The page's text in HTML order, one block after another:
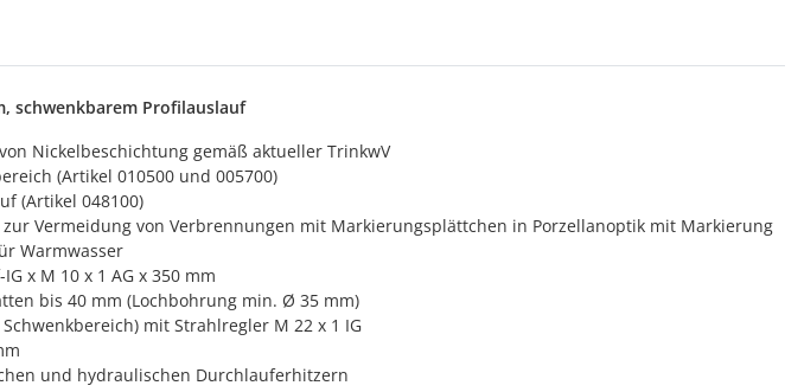
schwenkbarem Profilauslauf
Nickelbeschichtung gemäß aktueller TrinkwV
(Artikel 010500 und 005700)
(Artikel 048100)
Vermeidung von Verbrennungen mit Markierungsplättchen in Porzellanoptik mit Markierung
Warmwasser
x M 10 x 1 AG x 350 mm
bis 40 mm (Lochbohrung min. Ø 35 mm)
mit Strahlregler M 22 x 1 IG
und hydraulischen Durchlauferhitzern